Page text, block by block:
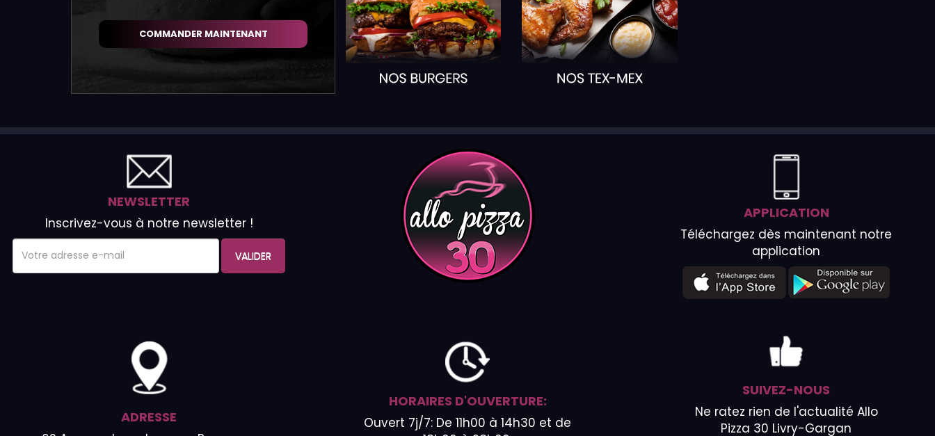
COMMANDER MAINTENANT
NEWSLETTER
Inscrivez-vous à notre newsletter !
VALIDER
APPLICATION
Téléchargez dès maintenant notre
application
ADRESSE
HORAIRES D'OUVERTURE:
Ouvert 7j/7: De 11h00 à 14h30 et de
SUIVEZ-NOUS
Ne ratez rien de l'actualité Allo
Pizza 30 Livry-Gargan